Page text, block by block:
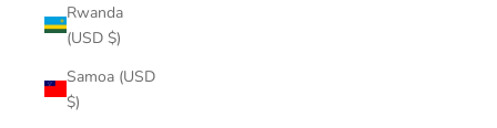
Rwanda
(USD $)
Samoa (USD
$)